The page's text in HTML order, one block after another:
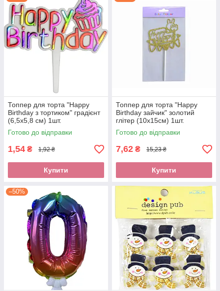
Топпер для торта "Happy
Birthday з тортиком" градієнт
(6,5х5,8 см) 1шт.
Готово до відправки
1,54 ₴ 1,92 ₴
Купити
Топпер для торта "Happy
Birthday зайчик" золотий
глітер (10х15см) 1шт.
Готово до відправки
7,62 ₴ 15,23 ₴
Купити
–50%